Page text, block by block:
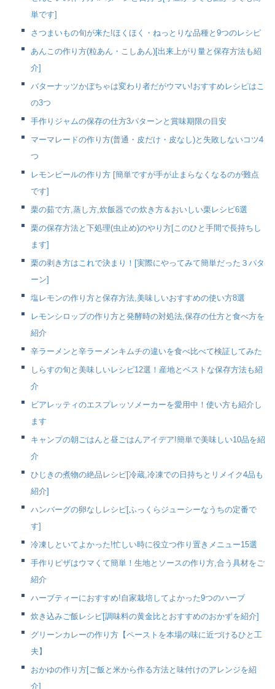
単です]
さつまいもの旬が来た!ほくほく・ねっとりな品種と9つのレシピ
あんこの作り方(粒あん・こしあん)[出来上がり量と保存方法も紹
介]
バターナッツかぼちゃは変わり者だがウマい!おすすめレシピはこ
の3つ
手作りジャムの保存の仕方3パターンと賞味期限の目安
マーマレードの作り方(普通・皮だけ・皮なし)と失敗しないコツ4
つ
レモンピールの作り方 [簡単ですが手が止まらなくなるのが難点
です]
栗の茹で方,蒸し方,炊飯器での炊き方＆おいしい栗レシピ6選
栗の保存方法と下処理(虫止め)のやり方[このひと手間で長持ちし
ます]
栗の剥き方はこれで決まり！[実際にやってみて簡単だった３パタ
ーン]
塩レモンの作り方と保存方法,美味しいおすすめの使い方8選
レモンシロップの作り方と発酵時の対処法,保存の仕方と食べ方を
紹介
辛ラーメンと辛ラーメンキムチの違いを食べ比べて検証してみた
しらすの旬と美味しいレシピ12選！産地とベストな保存方法も紹
介
ビアレッティのエスプレッソメーカーを愛用中！使い方も紹介し
ます
キャンプの朝ごはんと昼ごはんアイデア!簡単で美味しい10品を紹
介
ひじきの煮物の絶品レシピ[冷蔵,冷凍での日持ちとリメイク4品も
紹介]
ハンバーグの卵なしレシピ[ふっくらジューシーなうちの定番で
す]
冷凍しといてよかった!忙しい時に役立つ作り置きメニュー15選
手作りピザはウマくて簡単！生地とソースの作り方,合う具材をご
紹介
ハーブティーにおすすめ!自家栽培してよかった9つのハーブ
炊き込みご飯レシピ[調味料の黄金比とおすすめのおかずを紹介]
グリーンカレーの作り方【ペーストを本場の味に近づけるひと工
夫】
おかゆの作り方[ご飯と米から作る方法と味付けのアレンジを紹
介]